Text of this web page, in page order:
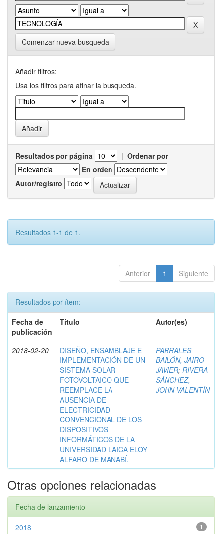
Comenzar nueva busqueda
Añadir filtros:
Usa los filtros para afinar la busqueda.
Resultados por página | Ordenar por
En orden
Autor/registro
Resultados 1-1 de 1.
Anterior 1 Siguiente
Resultados por ítem:
Fecha de
publicación
Título Autor(es)
2018-02-20
DISEÑO, ENSAMBLAJE E
IMPLEMENTACIÓN DE UN
SISTEMA SOLAR
FOTOVOLTAICO QUE
REEMPLACE LA
AUSENCIA DE
ELECTRICIDAD
CONVENCIONAL DE LOS
DISPOSITIVOS
INFORMÁTICOS DE LA
UNIVERSIDAD LAICA ELOY
ALFARO DE MANABÍ.
PARRALES
BAILÓN, JAIRO
JAVIER; RIVERA
SÁNCHEZ,
JOHN VALENTÍN
Otras opciones relacionadas
Fecha de lanzamiento
1
2018